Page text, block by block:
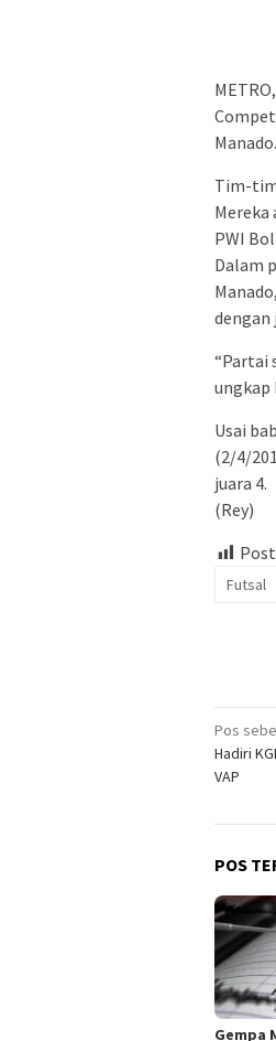
Manado.
Tim-
Mereka
PWI
Dalam
dengan
“Partai
ungkap
Usai
(2/4/
juara 4.
(Rey)
Futsal
pos
Pos
Hadiri
VAP
POS
Gempa